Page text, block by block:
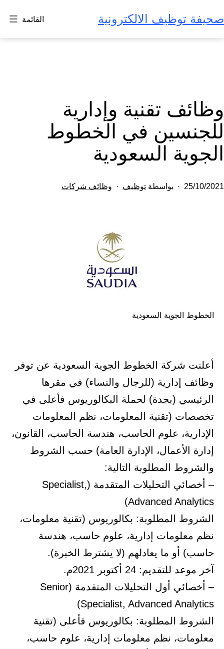
إلى
المحتوى
صحيفة توظيف الالكترونية القائمة
وظائف تقنية وإدارية
للجنسين في الخطوط
الجوية السعودية
تم
25/10/2021 بواسطة توظيف
مصنف
وظائف شركات
الخطوط الجوية السعودية
أعلنت شركة الخطوط الجوية السعودية عن توفر
وظائف إدارية (للرجال والنساء) في مقرها
الرئيسي (بجدة) لحملة البكالوريوس فأعلى في
تخصصات (تقنية المعلومات، نظم المعلومات
الإدارية، علوم الحاسب، هندسة الحاسب، القانون،
إدارة الأعمال، الإدارة العامة) حسب الشروط
والشروط المطلوبة التالية:
– أخصائي التحليلات المتقدمة (Specialist,
Advanced Analytics)
الشروط المطلوبة: بكالوريوس (تقنية معلومات،
نظم معلومات إدارية، علوم حاسب، هندسة
حاسب) أو ما يعادلهم (لا يشترط الخبرة).
آخر موعد للتقديم: 24 أكتوبر 2021م.
– أخصائي أول التحليلات المتقدمة (Senior
Specialist, Advanced Analytics)
الشروط المطلوبة: بكالوريوس فأعلى (تقنية
معلومات، نظم معلومات إدارية، علوم حاسب،